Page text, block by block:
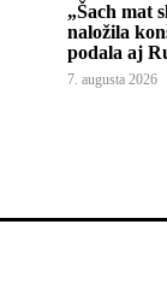
„Šach mat
naložila
podala aj
7. augusta 2026